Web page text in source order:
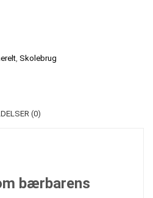
Skolebrug
(0)
bærbarens